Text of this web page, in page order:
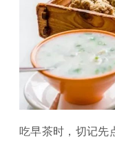
吃早茶时，切记先